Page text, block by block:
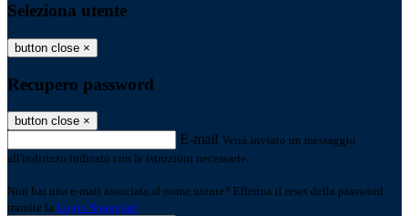
Seleziona utente
button close ×
Recupero password
button close ×
E-mail Verrà inviato un messaggio
all'indirizzo indicato con le istruzioni necessarie.
Non hai una e-mail associata al nome utente? Effettua il reset della password
tramite la Login Spaggiari